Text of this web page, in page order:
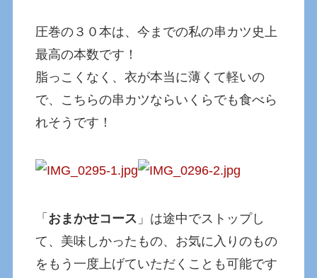
圧巻の３０本は、今までの私の串カツ史上
最高の本数です！
脂っこくなく、衣が本当に薄くて軽いの
で、こちらの串カツならいくらでも食べら
れそうです！
「 おまかせコース 」は途中でストップし
て、美味しかったもの、お気に入りのもの
をもう一度上げていただくことも可能です